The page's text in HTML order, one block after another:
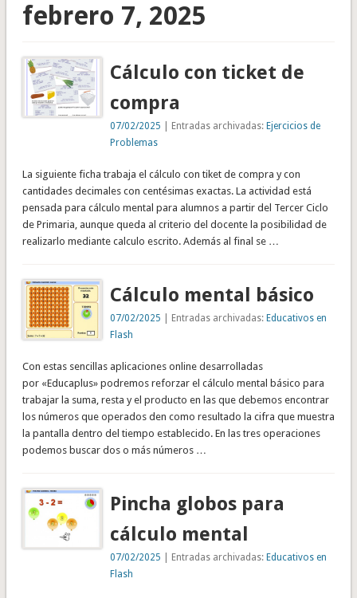
febrero 7, 2025
Cálculo con ticket de
compra
07/02/2025 | Entradas archivadas:Ejercicios de
Problemas
La siguiente ficha trabaja el cálculo con tiket de compra y con
cantidades decimales con centésimas exactas. La actividad está
pensada para cálculo mental para alumnos a partir del Tercer Ciclo
de Primaria, aunque queda al criterio del docente la posibilidad de
realizarlo mediante calculo escrito. Además al final se …
Cálculo mental básico
07/02/2025 | Entradas archivadas:Educativos en
Flash
Con estas sencillas aplicaciones online desarrolladas
por «Educaplus» podremos reforzar el cálculo mental básico para
trabajar la suma, resta y el producto en las que debemos encontrar
los números que operados den como resultado la cifra que muestra
la pantalla dentro del tiempo establecido. En las tres operaciones
podemos buscar dos o más números …
Pincha globos para
cálculo mental
07/02/2025 | Entradas archivadas:Educativos en
Flash